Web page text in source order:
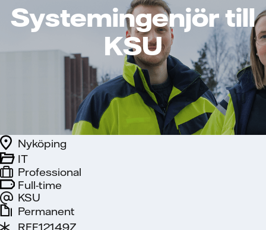
Systemingenjör till
KSU
Full-time
KSU
IT
Nyköping
Professional
Permanent